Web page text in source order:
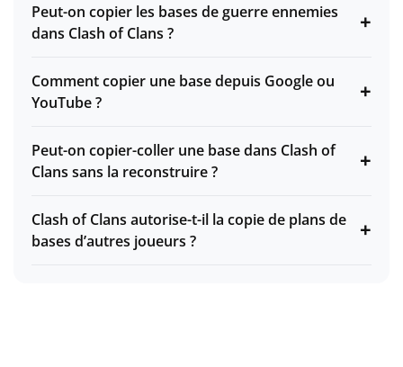
Peut-on copier les bases de guerre ennemies
dans Clash of Clans ?
+
Comment copier une base depuis Google ou
YouTube ?
+
Peut-on copier-coller une base dans Clash of
Clans sans la reconstruire ?
+
Clash of Clans autorise-t-il la copie de plans de
bases d’autres joueurs ?
+